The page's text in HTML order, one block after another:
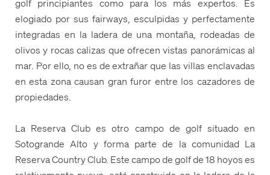
golf principiantes como para los más expertos. Es
elogiado por sus fairways, esculpidas y perfectamente
integradas en la ladera de una montaña, rodeadas de
olivos y rocas calizas que ofrecen vistas panorámicas al
mar. Por ello, no es de extrañar que las villas enclavadas
en esta zona causan gran furor entre los cazadores de
propiedades.
La Reserva Club es otro campo de golf situado en
Sotogrande Alto y forma parte de la comunidad La
Reserva Country Club. Este campo de golf de 18 hoyos es